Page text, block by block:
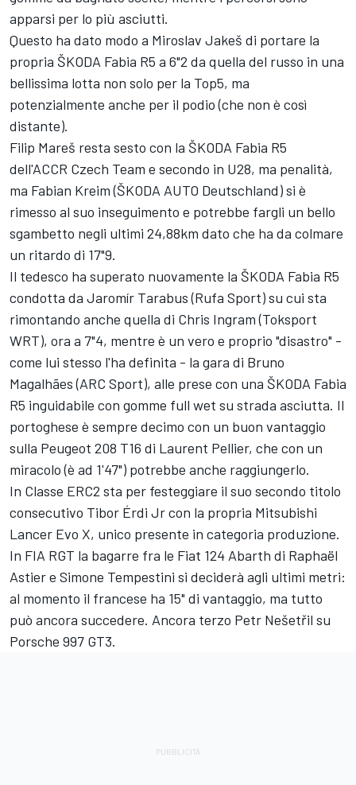
apparsi per lo più asciutti.
Questo ha dato modo a Miroslav Jakeš di portare la
propria ŠKODA Fabia R5 a 6"2 da quella del russo in una
bellissima lotta non solo per la Top5, ma
potenzialmente anche per il podio (che non è così
distante).
Filip Mareš resta sesto con la ŠKODA Fabia R5
dell'ACCR Czech Team e secondo in U28, ma penalità,
ma Fabian Kreim (ŠKODA AUTO Deutschland) si è
rimesso al suo inseguimento e potrebbe fargli un bello
sgambetto negli ultimi 24,88km dato che ha da colmare
un ritardo di 17"9.
Il tedesco ha superato nuovamente la ŠKODA Fabia R5
condotta da Jaromír Tarabus (Rufa Sport) su cui sta
rimontando anche quella di Chris Ingram (Toksport
WRT), ora a 7"4, mentre è un vero e proprio "disastro" -
come lui stesso l'ha definita - la gara di Bruno
Magalhães (ARC Sport), alle prese con una ŠKODA Fabia
R5 inguidabile con gomme full wet su strada asciutta. Il
portoghese è sempre decimo con un buon vantaggio
sulla Peugeot 208 T16 di Laurent Pellier, che con un
miracolo (è ad 1'47") potrebbe anche raggiungerlo.
In Classe ERC2 sta per festeggiare il suo secondo titolo
consecutivo Tibor Érdi Jr con la propria Mitsubishi
Lancer Evo X, unico presente in categoria produzione.
In FIA RGT la bagarre fra le Fiat 124 Abarth di Raphaël
Astier e Simone Tempestini si deciderà agli ultimi metri:
al momento il francese ha 15" di vantaggio, ma tutto
può ancora succedere. Ancora terzo Petr Nešetřil su
Porsche 997 GT3.